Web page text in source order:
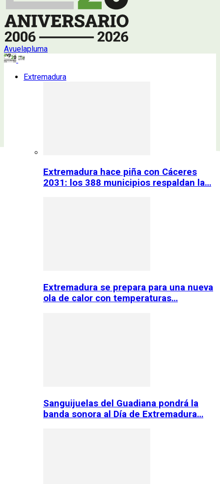
Avuelapluma
Extremadura
Extremadura hace piña con Cáceres
2031: los 388 municipios respaldan la…
Extremadura se prepara para una nueva
ola de calor con temperaturas…
Sanguijuelas del Guadiana pondrá la
banda sonora al Día de Extremadura…